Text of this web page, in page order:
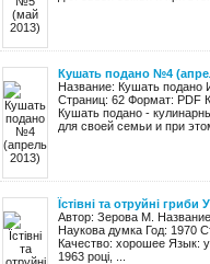
Кушать подано №4
Название: Кушать подано
Страниц: 62 Формат: PDF
Кушать подано -
для своей семьи и при
Їстівні та отруйні гриби
Автор: Зерова М. Название:
Наукова думка Год: 1970
Качество: хорошее Язык:
1963 році, ...